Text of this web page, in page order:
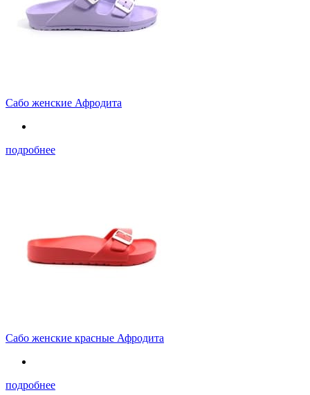
Сабо женские Афродита
подробнее
Сабо женские красные Афродита
подробнее